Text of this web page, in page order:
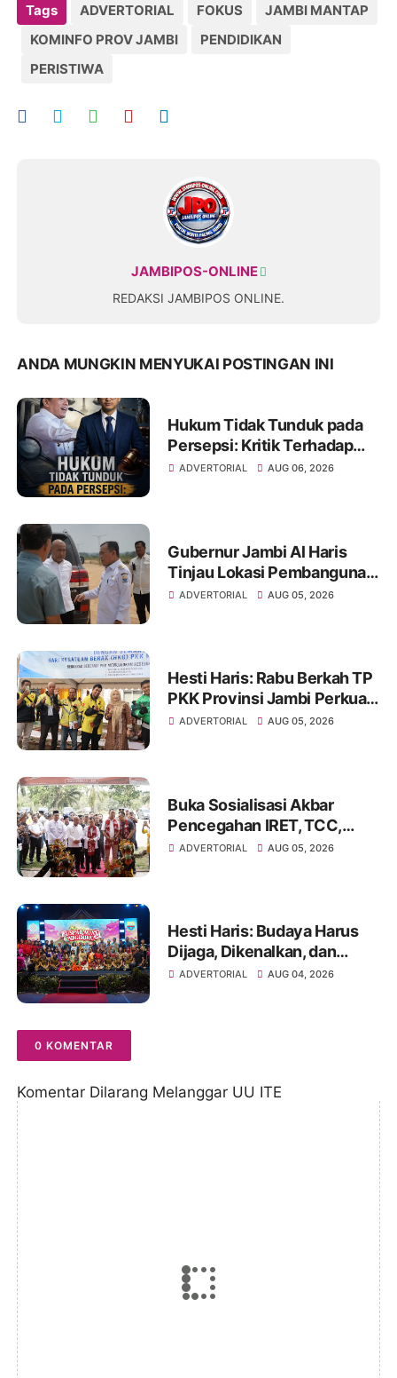
Tags ADVERTORIAL FOKUS
JAMBI MANTAP
KOMINFO PROV JAMBI
PENDIDIKAN
PERISTIWA
JAMBIPOS-ONLINE
REDAKSI JAMBIPOS ONLINE.
ANDA MUNGKIN MENYUKAI POSTINGAN INI
Hukum Tidak Tunduk pada
Persepsi: Kritik Terhadap
Monopoli Kebenaran oleh
ADVERTORIAL AUG 06, 2026
Gubernur Jambi Al Haris
Tinjau Lokasi Pembangunan
Sekolah Rakyat dan Lokasi
ADVERTORIAL AUG 05, 2026
Hesti Haris: Rabu Berkah TP
PKK Provinsi Jambi Perkuat
Literasi Keuangan dan
ADVERTORIAL AUG 05, 2026
Buka Sosialisasi Akbar
Pencegahan IRET, TCC,
Perundungan, dan Bahaya
ADVERTORIAL AUG 05, 2026
Hesti Haris: Budaya Harus
Dijaga, Dikenalkan, dan
Diwariskan
ADVERTORIAL AUG 04, 2026
0 KOMENTAR
Komentar Dilarang Melanggar UU ITE